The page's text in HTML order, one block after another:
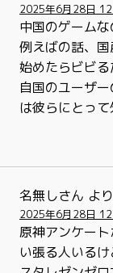
2025年6月28日
中国のゲーム
例えばの話、
始めたらビビる
自国のユーザ
は彼らにとっ
名無しさん よ
2025年6月28日
原神アンケー
い張る人いる